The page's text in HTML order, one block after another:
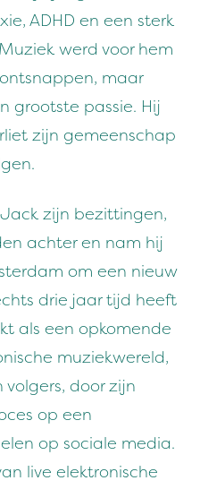
ADHD en een sterk
werd voor hem
maar
grootste passie. Hij
zijn gemeenschap
zijn bezittingen,
achter en nam hij
om een nieuw
drie jaar tijd heeft
als een opkomende
muziekwereld,
door zijn
op een
op sociale media.
live elektronische